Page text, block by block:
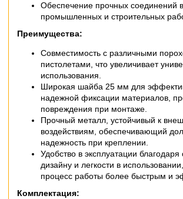
Обеспечение прочных соединений в
промышленных и строительных
Преимущества:
Совместимость с различными
пистолетами, что увеличивает
использования.
Широкая шайба 25 мм для
надежной фиксации материалов,
повреждения при монтаже.
Прочный металл, устойчивый к
воздействиям, обеспечивающий
надежность при креплении.
Удобство в эксплуатации
дизайну и легкости в
процесс работы более быстрым и
Комплектация: